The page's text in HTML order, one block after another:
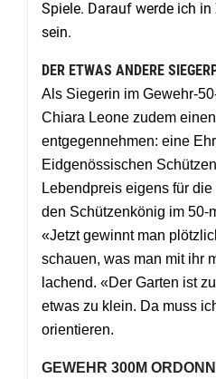
Spiele. Darauf werde ich
sein.
DER ETWAS ANDERE
Als Siegerin im Gewehr-
Chiara Leone zudem
entgegennehmen: eine
Eidgenössischen
Lebendpreis eigens für
den Schützenkönig im 50-
«Jetzt gewinnt man
schauen, was man mit ihr
lachend. «Der Garten ist
etwas zu klein. Da muss
orientieren.
GEWEHR 300M